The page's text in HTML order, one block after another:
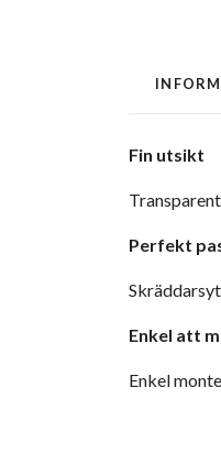
Fin utsikt
Perfekt
Enkel att
Enkel